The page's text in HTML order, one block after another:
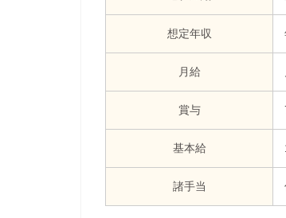
想定年収
月給
賞与
基本給
諸手当